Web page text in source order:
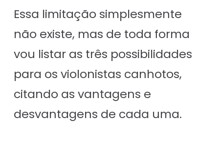
Essa limitação simplesmente
não existe, mas de toda forma
vou listar as três possibilidades
para os violonistas canhotos,
citando as vantagens e
desvantagens de cada uma.